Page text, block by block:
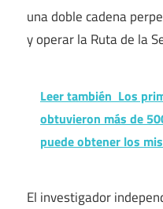
una doble cadena
y operar la Ruta de la
Leer también Los
obtuvieron más de
puede obtener los
El investigador